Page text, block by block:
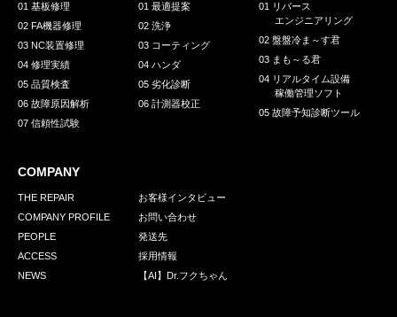
お問い合わせ 発送先
01 基板修理
02 FA機器修理
03 NC装置修理
04 修理実績
05 品質検査
06 故障原因解析
07 信頼性試験
01 最適提案
02 洗浄
03 コーティング
04 ハンダ
05 劣化診断
06 計測器校正
01 リバース
エンジニアリング
02 盤盤冷ま～す君
03 まも～る君
04 リアルタイム設備
稼働管理ソフト
05 故障予知診断ツール
COMPANY
THE REPAIR
COMPANY PROFILE
PEOPLE
ACCESS
NEWS
お客様インタビュー
お問い合わせ
発送先
採用情報
【AI】Dr.フクちゃん